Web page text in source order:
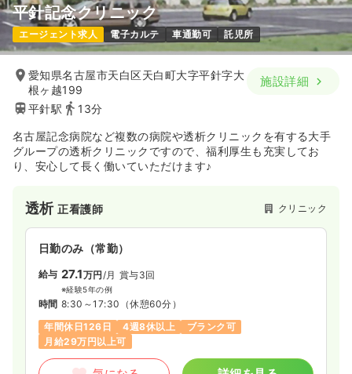
平針記念クリニック
エージェント求人 電子カルテ 車通勤可 託児所
愛知県名古屋市天白区天白町大字平針字大
根ヶ越199
平針駅
13分
施設詳細
名古屋記念病院など複数の病院や透析クリニックを有する大手
グループの透析クリニックですので、福利厚生も充実してお
り、安心して長く働いていただけます♪
透析正看護師 クリニック
日勤のみ（常勤）
給与 27.1万円/月 賞与3回
※経験5年の例
時間 8:30～17:30 （休憩60分）
年間休日126日
4週8休以上
ブランク可
月給29万円以上可